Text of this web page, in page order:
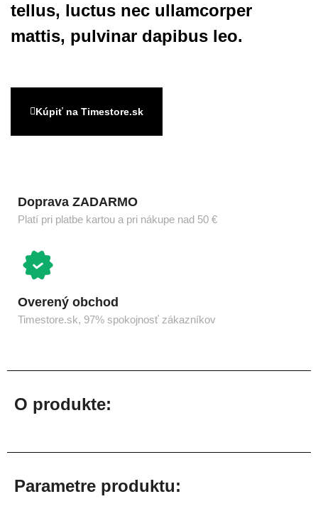
tellus, luctus nec ullamcorper
mattis, pulvinar dapibus leo.
Kúpiť na Timestore.sk
Doprava ZADARMO
Platí pri platbe kartou a pri nákupe nad 50 €
Overený obchod
Timestore.sk, 97% spokojnosť zákazníkov
O produkte:
Parametre produktu: